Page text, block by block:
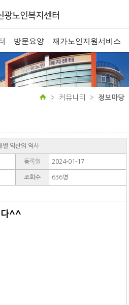
방문요양 재가노인지원서비스
커뮤니티 정보마당
별 익산의 역사
등록일 2024-01-17
조회수 636명
다^^